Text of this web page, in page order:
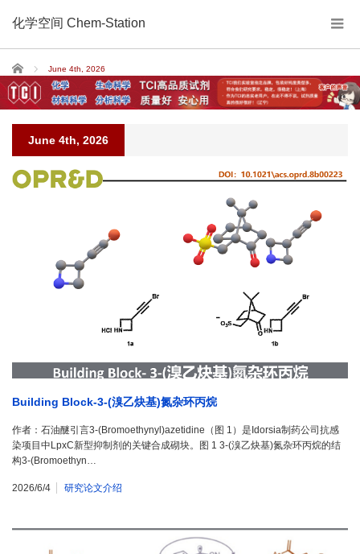
化学空间 Chem-Station
Home June 4th, 2026
June 4th, 2026
Building Block-3-(溴乙炔基)氮杂环丙烷
作者：石油醚引言3-(Bromoethynyl)azetidine（图 1）是Idorsia制药公司抗感
染项目中LpxC新型抑制剂的关键合成砌块。图 1 3-(溴乙炔基)氮杂环丙烷的结
构3-(Bromoethyn…
2026/6/4 研究论文介绍